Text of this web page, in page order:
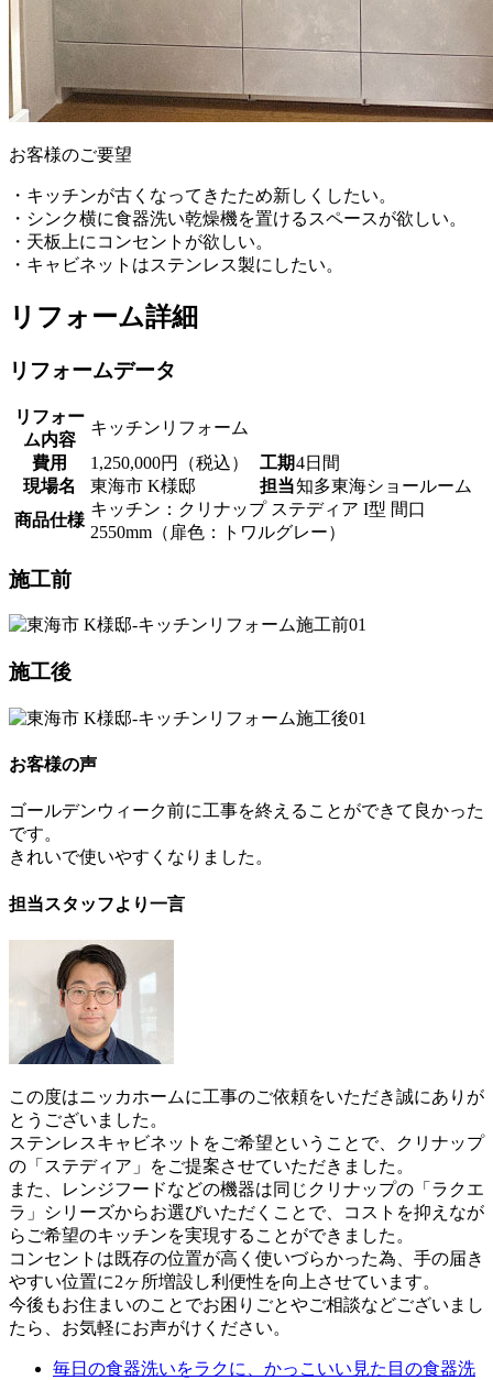
お客様のご要望
・キッチンが古くなってきたため新しくしたい。
・シンク横に食器洗い乾燥機を置けるスペースが欲しい。
・天板上にコンセントが欲しい。
・キャビネットはステンレス製にしたい。
リフォーム詳細
リフォームデータ
リフォー
ム内容
キッチンリフォーム
費用
1,250,000円（税込） 工期4日間
現場名
東海市 K様邸 担当知多東海ショールーム
商品仕様
キッチン：クリナップ ステディア I型 間口
2550mm（扉色：トワルグレー）
施工前
施工後
お客様の声
ゴールデンウィーク前に工事を終えることができて良かった
です。
きれいで使いやすくなりました。
担当スタッフより一言
この度はニッカホームに工事のご依頼をいただき誠にありが
とうございました。
ステンレスキャビネットをご希望ということで、クリナップ
の「ステディア」をご提案させていただきました。
また、レンジフードなどの機器は同じクリナップの「ラクエ
ラ」シリーズからお選びいただくことで、コストを抑えなが
らご希望のキッチンを実現することができました。
コンセントは既存の位置が高く使いづらかった為、手の届き
やすい位置に2ヶ所増設し利便性を向上させています。
今後もお住まいのことでお困りごとやご相談などございまし
たら、お気軽にお声がけください。
毎日の食器洗いをラクに、かっこいい見た目の食器洗